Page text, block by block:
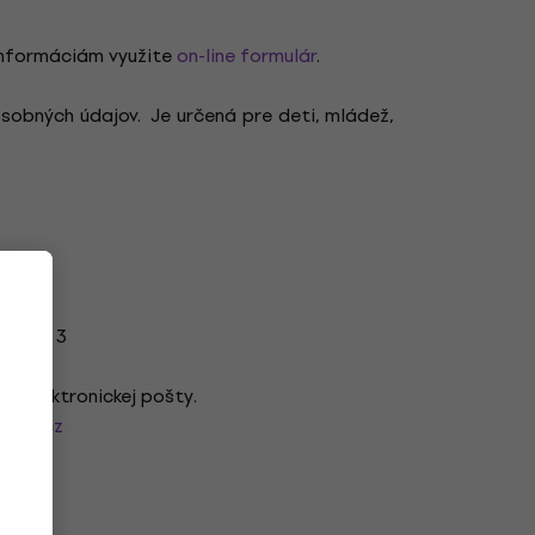
využite on-line formulár.
údajov. Je určená pre deti, mládež,
ods. 3
elektronickej pošty.